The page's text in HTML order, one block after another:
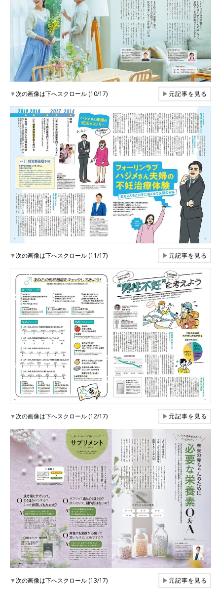
▼次の画像は下へスクロール (10/17) ▶元記事を見る
▼次の画像は下へスクロール (11/17) ▶元記事を見る
▼次の画像は下へスクロール (12/17) ▶元記事を見る
▼次の画像は下へスクロール (13/17) ▶元記事を見る